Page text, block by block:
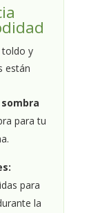
toldo y
están
para tu
para
la